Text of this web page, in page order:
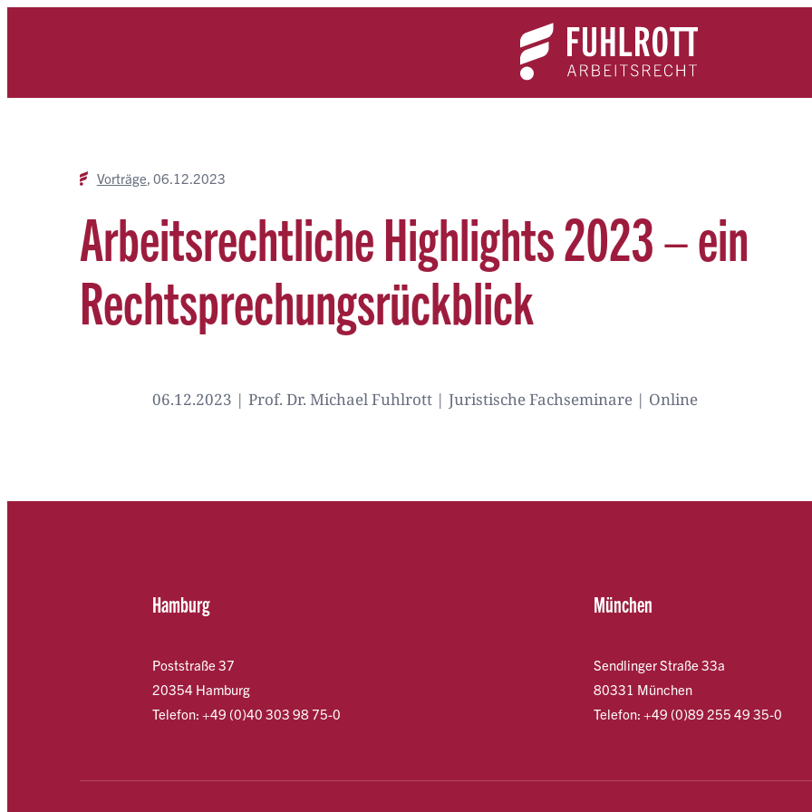
Expertise News
Vorträge 06.12.2023
Arbeitsrechtliche Highlights 2023 – ein
Rechtsprechungsrückblick
06.12.2023 | Prof. Dr. Michael Fuhlrott | Juristische Fachseminare | Online
Hamburg
Poststraße 37
20354 Hamburg
Telefon: +49 (0)40 303 98 75-0
München
Sendlinger Straße 33a
80331 München
Telefon: +49 (0)89 255 49 35-0